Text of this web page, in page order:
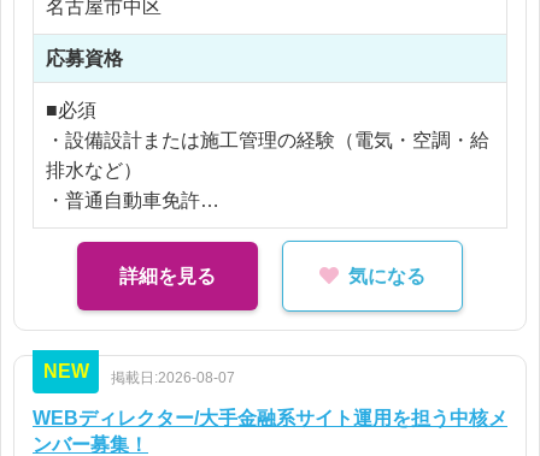
年収 312 〜 660万円
■社員紹介
月給 26 〜 55万円
年収 312 〜 660万円
※ご経験により優遇
※交通費支給
※残業なし
名古屋市中区
応募資格
■必須
・設備設計または施工管理の経験（電気・空調・給
排水など）
・普通自動車免許
■歓迎
・施工管理技士（管工事・電気）
詳細を見る 気になる
NEW 掲載日:2026-08-07
WEBディレクター/大手金融系サイト運用を担う中核メ
ンバー募集！